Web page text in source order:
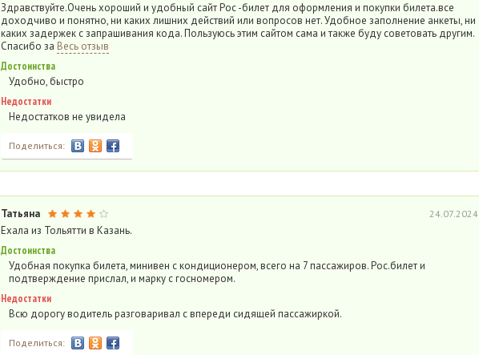
Здравствуйте.Очень хороший и удобный сайт Рос -билет для оформления и покупки билета.все
доходчиво и понятно, ни каких лишних действий или вопросов нет. Удобное заполнение анкеты, ни
каких задержек с запрашивания кода. Пользуюсь этим сайтом сама и также буду советовать другим.
Спасибо за Весь отзыв
Достоинства
Удобно, быстро
Недостатки
Недостатков не увидела
Поделиться:
Татьяна 24.07.2024
Ехала из Тольятти в Казань.
Достоинства
Удобная покупка билета, минивен с кондиционером, всего на 7 пассажиров. Рос.билет и
подтверждение прислал, и марку с госномером.
Недостатки
Всю дорогу водитель разговаривал с впереди сидящей пассажиркой.
Поделиться: